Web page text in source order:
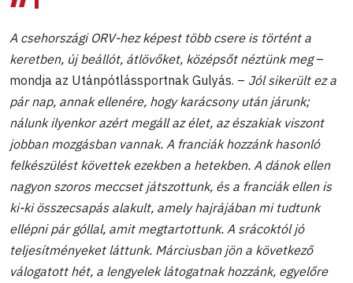
A csehországi ORV-hez képest több csere is történt a
keretben, új beállót, átlövőket, középsőt néztünk meg–
mondja az Utánpótlássportnak Gulyás. – Jól sikerült ez a
pár nap, annak ellenére, hogy karácsony után járunk;
nálunk ilyenkor azért megáll az élet, az északiak viszont
jobban mozgásban vannak. A franciák hozzánk hasonló
felkészülést követtek ezekben a hetekben. A dánok ellen
nagyon szoros meccset játszottunk, és a franciák ellen is
ki-ki összecsapás alakult, amely hajrájában mi tudtunk
ellépni pár góllal, amit megtartottunk. A srácoktól jó
teljesítményeket láttunk. Márciusban jön a következő
válogatott hét, a lengyelek látogatnak hozzánk, egyelőre